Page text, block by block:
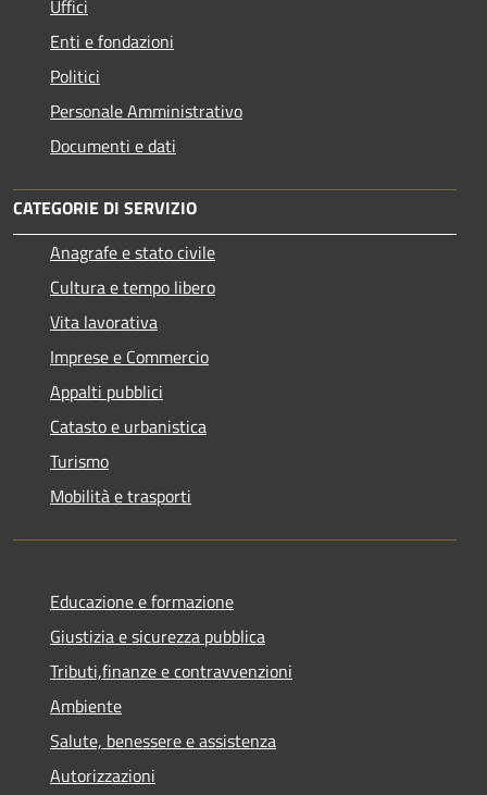
Uffici
Enti e fondazioni
Politici
Personale Amministrativo
Documenti e dati
CATEGORIE DI SERVIZIO
Anagrafe e stato civile
Cultura e tempo libero
Vita lavorativa
Imprese e Commercio
Appalti pubblici
Catasto e urbanistica
Turismo
Mobilità e trasporti
Educazione e formazione
Giustizia e sicurezza pubblica
Tributi,finanze e contravvenzioni
Ambiente
Salute, benessere e assistenza
Autorizzazioni